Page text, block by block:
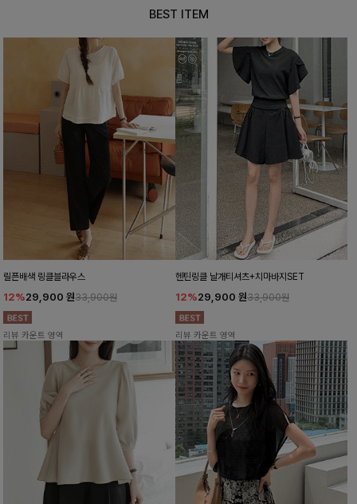
BEST ITEM
릴픈배색 링클블라우스
12%29,900 원33,900원
리뷰 카운트 영역
헨틴링클 날개티셔츠+치마바지SET
12%29,900 원33,900원
리뷰 카운트 영역